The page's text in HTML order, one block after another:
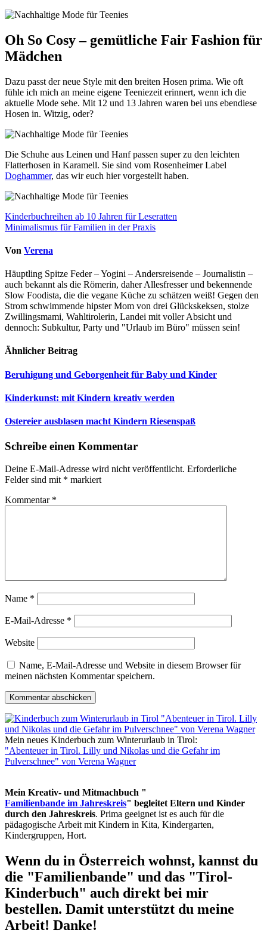
Oh So Cosy – gemütliche Fair Fashion für
Mädchen
Dazu passt der neue Style mit den breiten Hosen prima. Wie oft
fühle ich mich an meine eigene Teeniezeit erinnert, wenn ich die
aktuelle Mode sehe. Mit 12 und 13 Jahren waren bei uns ebendiese
Hosen in. Witzig, oder?
Die Schuhe aus Leinen und Hanf passen super zu den leichten
Flatterhosen in Karamell. Sie sind vom Rosenheimer Label
Doghammer, das wir euch hier vorgestellt haben.
Beitragsnavigation
Kinderbuchreihen ab 10 Jahren für Leseratten
Minimalismus für Familien in der Praxis
Von Verena
Häuptling Spitze Feder – Yogini – Andersreisende – Journalistin –
auch bekannt als die Römerin, daher Allesfresser und bekennende
Slow Foodista, die die vegane Küche zu schätzen weiß! Gegen den
Strom schwimmende hipster Mom von drei Glückskeksen, stolze
Zwillingsmami, Wahltirolerin, Landei mit voller Absicht und
dennoch: Subkultur, Party und "Urlaub im Büro" müssen sein!
Ähnlicher Beitrag
Beruhigung und Geborgenheit für Baby und Kinder
Kinderkunst: mit Kindern kreativ werden
Ostereier ausblasen macht Kindern Riesenspaß
Schreibe einen Kommentar
Deine E-Mail-Adresse wird nicht veröffentlicht. Erforderliche
Felder sind mit * markiert
Kommentar *
Name *
E-Mail-Adresse *
Website
Name, E-Mail-Adresse und Website in diesem Browser für
meinen nächsten Kommentar speichern.
Mein neues Kinderbuch zum Winterurlaub in Tirol:
"Abenteuer in Tirol. Lilly und Nikolas und die Gefahr im
Pulverschnee" von Verena Wagner
Mein Kreativ- und Mitmachbuch "
Familienbande im Jahreskreis" begleitet Eltern und Kinder
durch den Jahreskreis. Prima geeignet ist es auch für die
pädagogische Arbeit mit Kindern in Kita, Kindergarten,
Kindergruppen, Hort.
Wenn du in Österreich wohnst, kannst du
die "Familienbande" und das "Tirol-
Kinderbuch" auch direkt bei mir
bestellen. Damit unterstützt du meine
Arbeit! Danke!